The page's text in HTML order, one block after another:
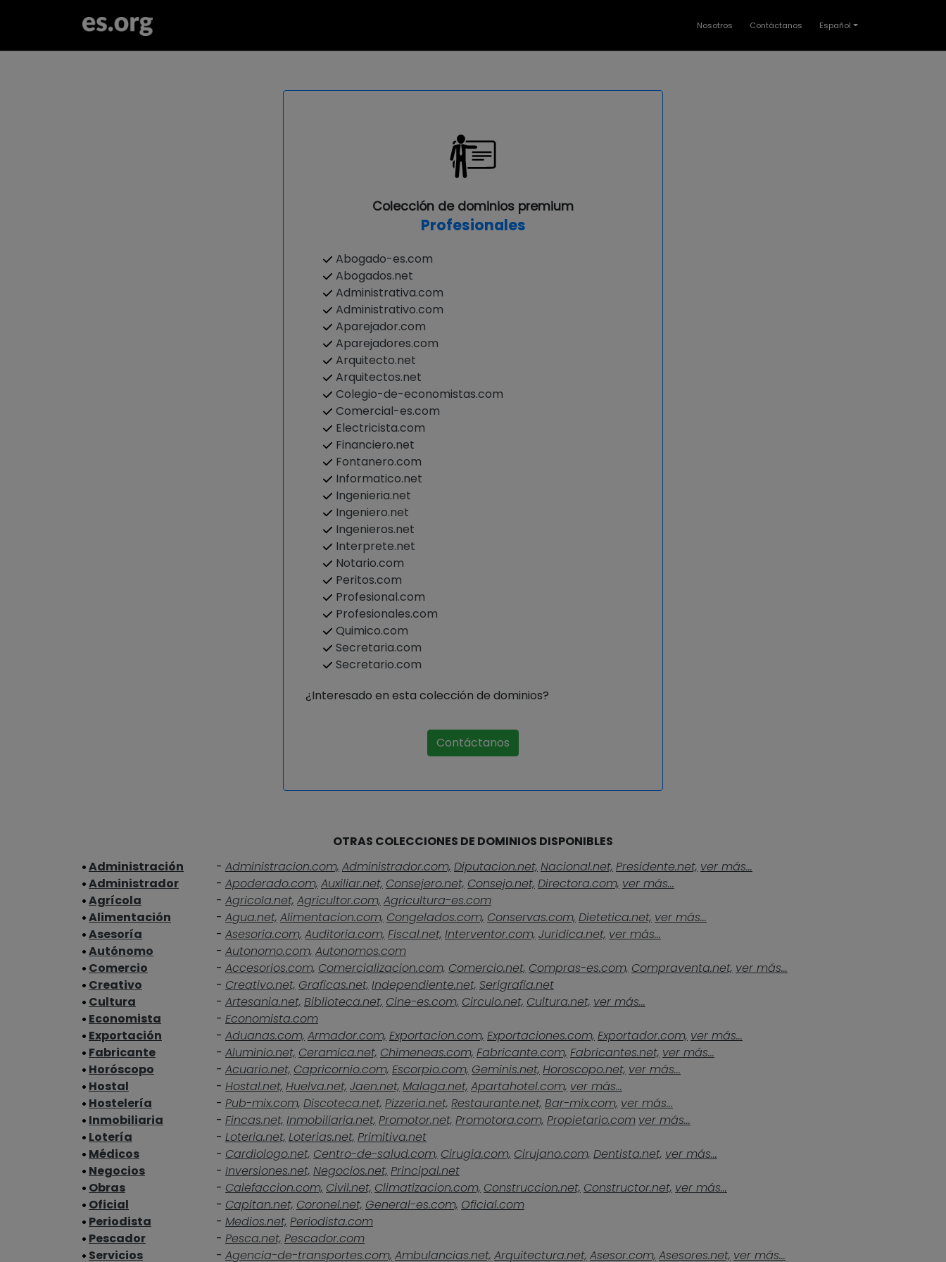
Nosotros Contáctanos Español
Colección de dominios premium
Profesionales
Abogado-es.com
Abogados.net
Administrativa.com
Administrativo.com
Aparejador.com
Aparejadores.com
Arquitecto.net
Arquitectos.net
Colegio-de-economistas.com
Comercial-es.com
Electricista.com
Financiero.net
Fontanero.com
Informatico.net
Ingenieria.net
Ingeniero.net
Ingenieros.net
Interprete.net
Notario.com
Peritos.com
Profesional.com
Profesionales.com
Quimico.com
Secretaria.com
Secretario.com
¿Interesado en esta colección de dominios?
Contáctanos
OTRAS COLECCIONES DE DOMINIOS DISPONIBLES
Administración
- Administracion.com, Administrador.com, Diputacion.net, Nacional.net, Presidente.net, ver más...
Administrador
- Apoderado.com, Auxiliar.net, Consejero.net, Consejo.net, Directora.com, ver más...
Agrícola
- Agricola.net, Agricultor.com, Agricultura-es.com
Alimentación
- Agua.net, Alimentacion.com, Congelados.com, Conservas.com, Dietetica.net, ver más...
Asesoría
- Asesoria.com, Auditoria.com, Fiscal.net, Interventor.com, Juridica.net, ver más...
Autónomo
- Autonomo.com, Autonomos.com
Comercio
- Accesorios.com, Comercializacion.com, Comercio.net, Compras-es.com, Compraventa.net, ver más...
Creativo
- Creativo.net, Graficas.net, Independiente.net, Serigrafia.net
Cultura
- Artesania.net, Biblioteca.net, Cine-es.com, Circulo.net, Cultura.net, ver más...
Economista
- Economista.com
Exportación
- Aduanas.com, Armador.com, Exportacion.com, Exportaciones.com, Exportador.com, ver más...
Fabricante
- Aluminio.net, Ceramica.net, Chimeneas.com, Fabricante.com, Fabricantes.net, ver más...
Horóscopo
- Acuario.net, Capricornio.com, Escorpio.com, Geminis.net, Horoscopo.net, ver más...
Hostal
- Hostal.net, Huelva.net, Jaen.net, Malaga.net, Apartahotel.com, ver más...
Hostelería
- Pub-mix.com, Discoteca.net, Pizzeria.net, Restaurante.net, Bar-mix.com, ver más...
Inmobiliaria
- Fincas.net, Inmobiliaria.net, Promotor.net, Promotora.com, Propietario.com ver más...
Lotería
- Loteria.net, Loterias.net, Primitiva.net
Médicos
- Cardiologo.net, Centro-de-salud.com, Cirugia.com, Cirujano.com, Dentista.net, ver más...
Negocios
- Inversiones.net, Negocios.net, Principal.net
Obras
- Calefaccion.com, Civil.net, Climatizacion.com, Construccion.net, Constructor.net, ver más...
Oficial
- Capitan.net, Coronel.net, General-es.com, Oficial.com
Periodista
- Medios.net, Periodista.com
Pescador
- Pesca.net, Pescador.com
Servicios
- Agencia-de-transportes.com, Ambulancias.net, Arquitectura.net, Asesor.com, Asesores.net, ver más...